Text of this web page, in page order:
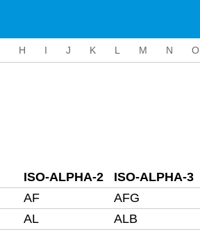
H I J K L M N O
ISO-ALPHA-2 ISO-ALPHA-3
AF AFG
AL ALB